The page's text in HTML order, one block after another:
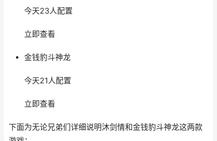
今天23人配置
立即查看
金钱豹斗神龙
今天21人配置
立即查看
下面为无论兄弟们详细说明沐剑情和金钱豹斗神龙这两款